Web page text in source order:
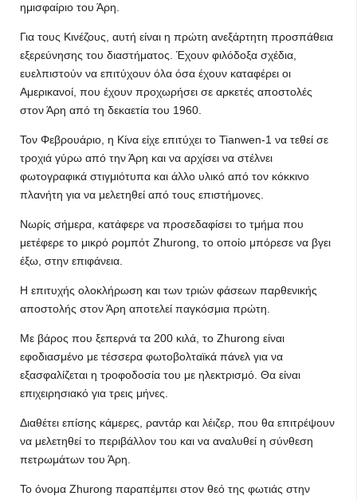
ημισφαίριο του Άρη.
Για τους Κινέζους, αυτή είναι η πρώτη ανεξάρτητη προσπάθεια
εξερεύνησης του διαστήματος. Έχουν φιλόδοξα σχέδια,
ευελπιστούν να επιτύχουν όλα όσα έχουν καταφέρει οι
Αμερικανοί, που έχουν προχωρήσει σε αρκετές αποστολές
στον Άρη από τη δεκαετία του 1960.
Τον Φεβρουάριο, η Κίνα είχε επιτύχει το Tianwen-1 να τεθεί σε
τροχιά γύρω από την Άρη και να αρχίσει να στέλνει
φωτογραφικά στιγμιότυπα και άλλο υλικό από τον κόκκινο
πλανήτη για να μελετηθεί από τους επιστήμονες.
Νωρίς σήμερα, κατάφερε να προσεδαφίσει το τμήμα που
μετέφερε το μικρό ρομπότ Zhurong, το οποίο μπόρεσε να βγει
έξω, στην επιφάνεια.
Η επιτυχής ολοκλήρωση και των τριών φάσεων παρθενικής
αποστολής στον Άρη αποτελεί παγκόσμια πρώτη.
Με βάρος που ξεπερνά τα 200 κιλά, το Zhurong είναι
εφοδιασμένο με τέσσερα φωτοβολταϊκά πάνελ για να
εξασφαλίζεται η τροφοδοσία του με ηλεκτρισμό. Θα είναι
επιχειρησιακό για τρεις μήνες.
Διαθέτει επίσης κάμερες, ραντάρ και λέιζερ, που θα επιτρέψουν
να μελετηθεί το περιβάλλον του και να αναλυθεί η σύνθεση
πετρωμάτων του Άρη.
Το όνομα Zhurong παραπέμπει στον θεό της φωτιάς στην